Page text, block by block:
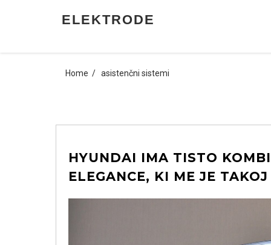
ELEKTRODE
Home asistenčni sistemi
HYUNDAI IMA TISTO
ELEGANCE, KI ME JE